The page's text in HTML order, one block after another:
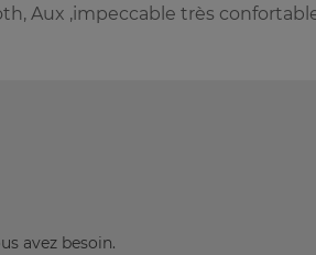
Aux ,impeccable très
avez besoin.